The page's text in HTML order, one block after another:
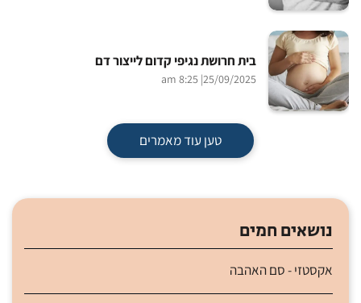
בית חרושת נגיפי קדום לייצור דם
25/09/2025
| 8:25 am
טען עוד מאמרים
נושאים חמים
אקסטזי - סם האהבה